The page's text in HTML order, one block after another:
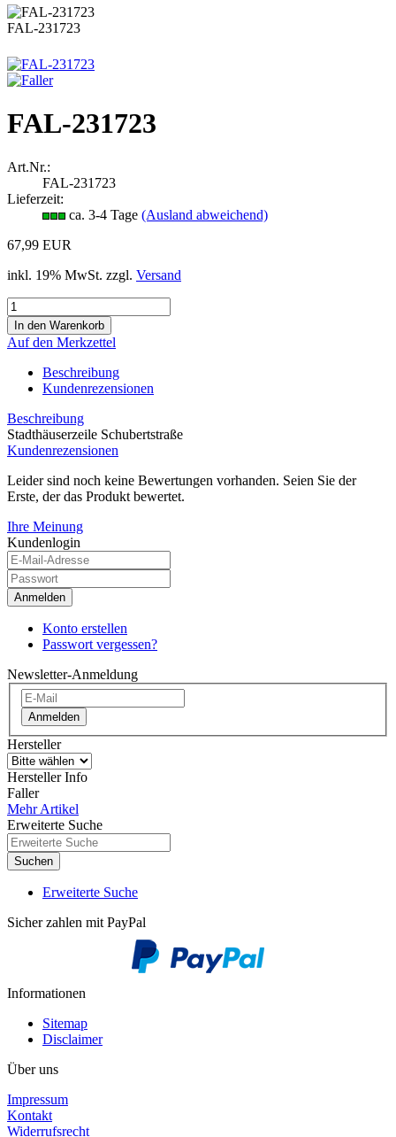
FAL-231723
FAL-231723
Art.Nr.:
FAL-231723
Lieferzeit:
ca. 3-4 Tage (Ausland abweichend)
67,99 EUR
inkl. 19% MwSt. zzgl. Versand
Auf den Merkzettel
Beschreibung
Kundenrezensionen
Beschreibung
Stadthäuserzeile Schubertstraße
Kundenrezensionen
Leider sind noch keine Bewertungen vorhanden. Seien Sie der
Erste, der das Produkt bewertet.
Ihre Meinung
Kundenlogin
Anmelden
Konto erstellen
Passwort vergessen?
Newsletter-Anmeldung
Anmelden
Hersteller
Hersteller Info
Faller
Mehr Artikel
Erweiterte Suche
Suchen
Erweiterte Suche
Sicher zahlen mit PayPal
Informationen
Sitemap
Disclaimer
Über uns
Impressum
Kontakt
Widerrufsrecht